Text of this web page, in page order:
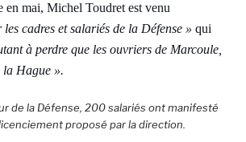
en mai, Michel Toudret est venu
les cadres et salariés de la Défense » qui
à perdre que les ouvriers de Marcoule,
la Hague ».